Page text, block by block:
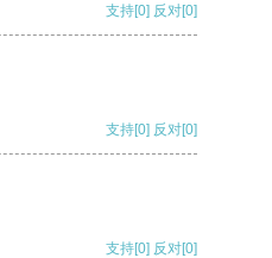
支持[0] 反对[0]
支持[0] 反对[0]
支持[0] 反对[0]